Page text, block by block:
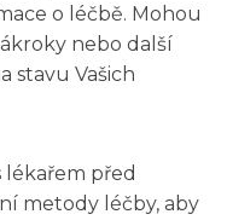
o léčbě. Mohou
nebo další
stavu Vašich
lékařem před
metody léčby, aby